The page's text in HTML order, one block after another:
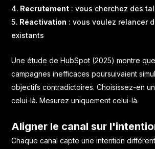
Recrutement : vous cherchez des
Réactivation : vous voulez relancer
existants
Une étude de HubSpot (2025) montre
campagnes inefficaces poursuivaient
objectifs contradictoires. Choisissez-en
celui-là. Mesurez uniquement celui-là.
Aligner le canal sur
Chaque canal capte une intention